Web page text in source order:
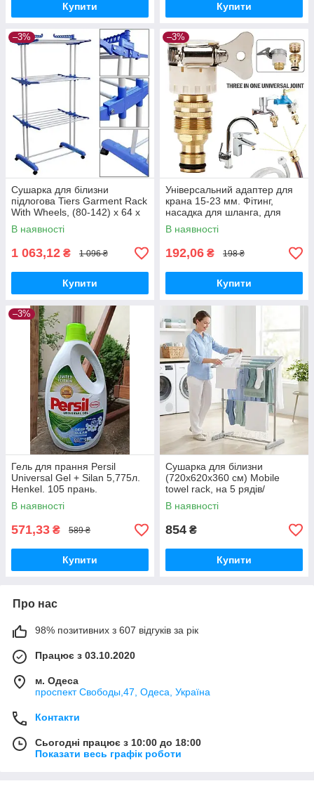
Купити Купити
–3%
Сушарка для білизни
підлогова Tiers Garment Rack
With Wheels, (80-142) x 64 x
172 см, 4 колеса з гальмами.
Нержавійка + ABS пласти
В наявності
1 063,12 ₴ 1 096 ₴
Купити
–3%
Універсальний адаптер для
крана 15-23 мм. Фітинг,
насадка для шланга, для
раковини, для поливання,
В наявності
192,06 ₴ 198 ₴
Купити
–3%
Гель для прання Persil
Universal Gel + Silan 5,775л.
Henkel. 105 прань.
В наявності
571,33 ₴ 589 ₴
Купити
Сушарка для білизни
(720х620х360 см) Mobile
towel rack, на 5 рядів/
Напальне сушіння для одягу.
Алюміній + ABS пластик.
В наявності
854 ₴
Купити
Про нас
98% позитивних з 607 відгуків за рік
Працює з 03.10.2020
м. Одеса
проспект Свободы,47, Одеса, Україна
Контакти
Сьогодні працює з 10:00 до 18:00
Показати весь графік роботи